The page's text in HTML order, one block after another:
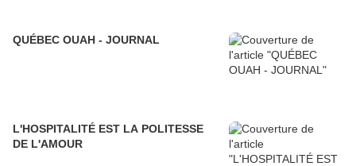
QUÉBEC OUAH - JOURNAL
L'HOSPITALITÉ EST LA POLITESSE
DE L'AMOUR